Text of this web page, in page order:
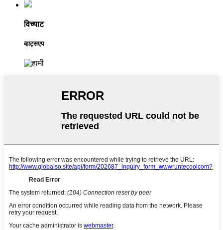
विच्याट
व्हाट्सएप